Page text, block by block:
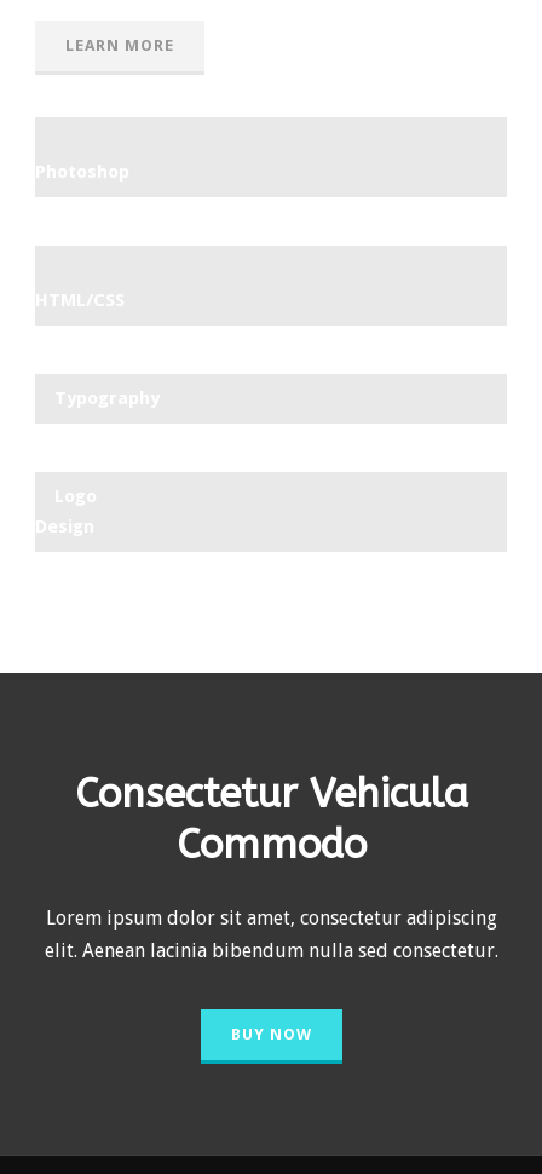
LEARN MORE
Consectetur Vehicula
Commodo
Lorem ipsum dolor sit amet, consectetur adipiscing
elit. Aenean lacinia bibendum nulla sed consectetur.
BUY NOW